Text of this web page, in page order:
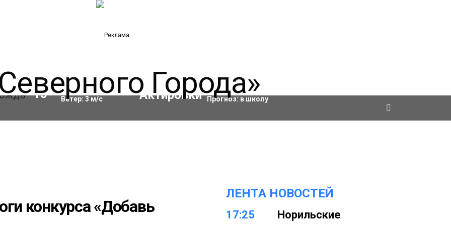
13°C Влажность:86%
Ветер: 3 м/с
Актировки
Прогноз: в школу
конкурса «Добавь
ЛЕНТА НОВОСТЕЙ
17:25
Норильские